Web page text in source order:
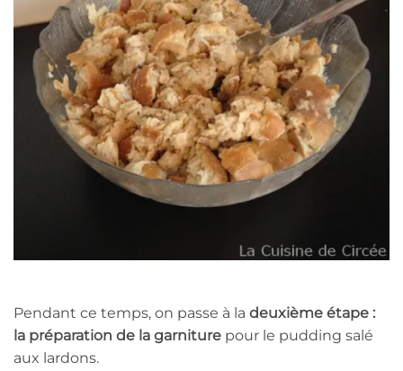
Pendant ce temps, on passe à la deuxième étape :
la préparation de la garniture pour le pudding salé
aux lardons.